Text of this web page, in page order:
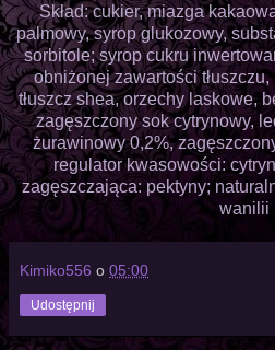
Skład: cukier, miazga
palmowy, syrop glukozowy,
sorbitole; syrop cukru
obniżonej zawartości tłuszczu,
tłuszcz shea, orzechy laskowe,
zagęszczony sok cytrynowy,
żurawinowy 0,2%,
regulator kwasowości:
zagęszczająca: pektyny;
wanilii
Kimiko556 o 05:00
Udostępnij